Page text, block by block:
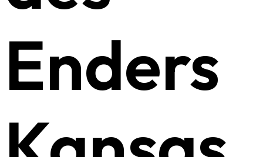
Enders